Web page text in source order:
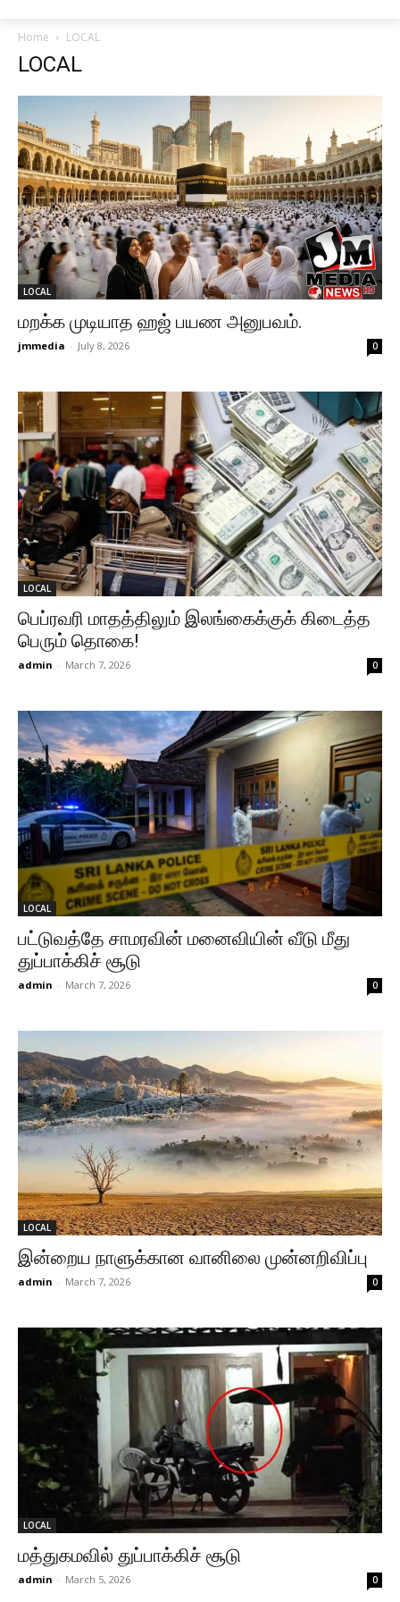
Home LOCAL
LOCAL
LOCAL
மறக்க முடியாத ஹஜ் பயண அனுபவம்.
jmmedia - July 8, 2026 0
LOCAL
பெப்ரவரி மாதத்திலும் இலங்கைக்குக் கிடைத்த
பெரும் தொகை!
admin - March 7, 2026 0
LOCAL
பட்டுவத்தே சாமரவின் மனைவியின் வீடு மீது
துப்பாக்கிச் சூடு
admin - March 7, 2026 0
LOCAL
இன்றைய நாளுக்கான வானிலை முன்னறிவிப்பு
admin - March 7, 2026 0
LOCAL
மத்துகமவில் துப்பாக்கிச் சூடு
admin - March 5, 2026 0